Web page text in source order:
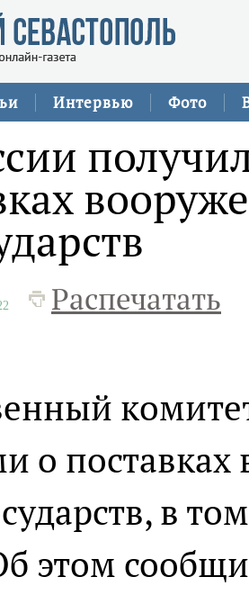
Интервью Фото
Распечатать
о поставках
в
этом